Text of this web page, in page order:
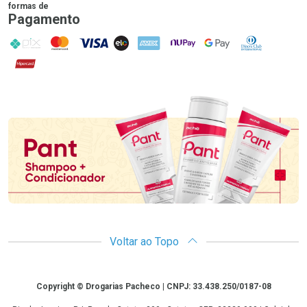
formas de
Pagamento
PIX MasterCard
VISA ELO AMEX NuPay Google PayDiners Club
Hipercard
Promoção em Destaque
Voltar ao Topo
CopyrightCopyright © Drogarias Pacheco | CNPJ: 33.438.250/0187-08